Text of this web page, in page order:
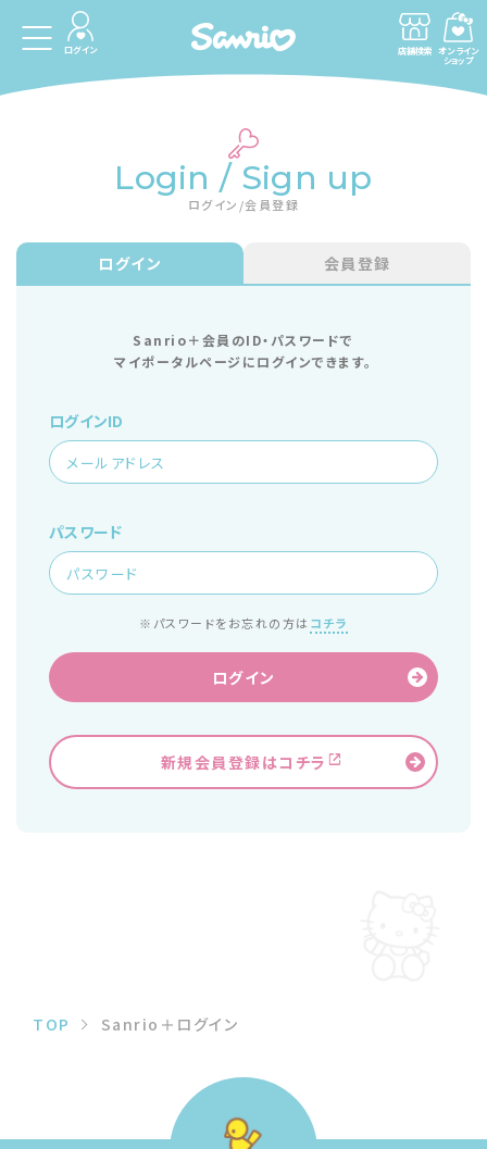
ログイン 店舗検索 オンライン
ショップ
Login / Sign up
ログイン/会員登録
ログイン 会員登録
Sanrio＋会員のID・パスワードで
マイポータルページにログインできます。
ログインID
パスワード
※パスワードをお忘れの方は コチラ
ログイン
新規会員登録はコチラ
TOP Sanrio＋ログイン